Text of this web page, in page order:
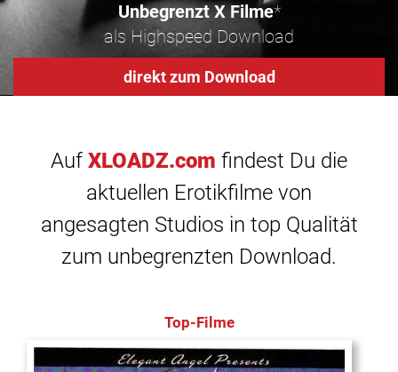
Unbegrenzt X Filme*
als Highspeed Download
direkt zum Download
Auf XLOADZ.com findest Du die
aktuellen Erotikfilme von
angesagten Studios in top Qualität
zum unbegrenzten Download.
Top-Filme